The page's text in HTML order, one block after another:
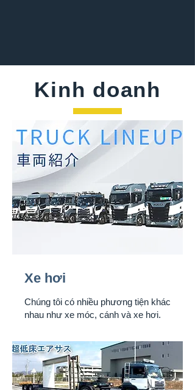
Kinh doanh
Xe hơi
Chúng tôi có nhiều phương tiện khác
nhau như xe móc, cánh và xe hơi.